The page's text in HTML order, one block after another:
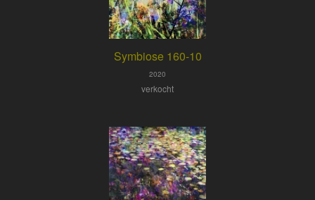
Symbiose 160-10
2020
verkocht